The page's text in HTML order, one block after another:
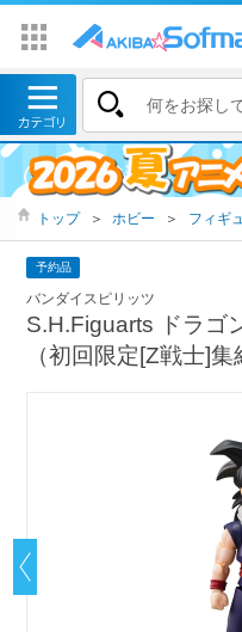
トップ ＞ ホビー ＞ フィギ
予約品
バンダイスピリッツ
S.H.Figuarts ドラゴ
（初回限定[Z戦士]集